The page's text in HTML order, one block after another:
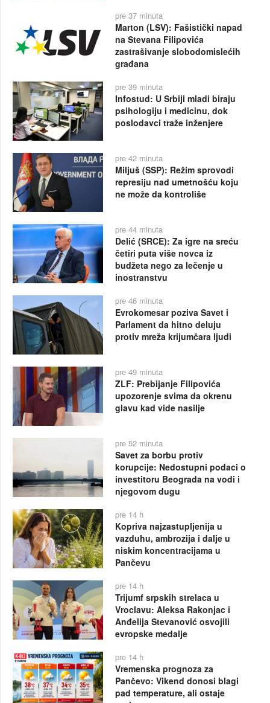
pre 37 minuta
Marton (LSV): Fašistički napad
na Stevana Filipovića
zastrašivanje slobodomislećih
građana
pre 39 minuta
Infostud: U Srbiji mladi biraju
psihologiju i medicinu, dok
poslodavci traže inženjere
pre 42 minuta
Miljuš (SSP): Režim sprovodi
represiju nad umetnošću koju
ne može da kontroliše
pre 44 minuta
Delić (SRCE): Za igre na sreću
četiri puta više novca iz
budžeta nego za lečenje u
inostranstvu
pre 46 minuta
Evrokomesar poziva Savet i
Parlament da hitno deluju
protiv mreža krijumčara ljudi
pre 49 minuta
ZLF: Prebijanje Filipovića
upozorenje svima da okrenu
glavu kad vide nasilje
pre 52 minuta
Savet za borbu protiv
korupcije: Nedostupni podaci o
investitoru Beograda na vodi i
njegovom dugu
pre 14 h
Kopriva najzastupljenija u
vazduhu, ambrozija i dalje u
niskim koncentracijama u
Pančevu
pre 14 h
Trijumf srpskih strelaca u
Vroclavu: Aleksa Rakonjac i
Anđelija Stevanović osvojili
evropske medalje
pre 14 h
Vremenska prognoza za
Pančevo: Vikend donosi blagi
pad temperature, ali ostaje